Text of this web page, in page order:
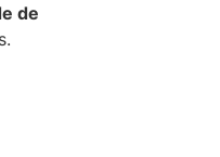
de